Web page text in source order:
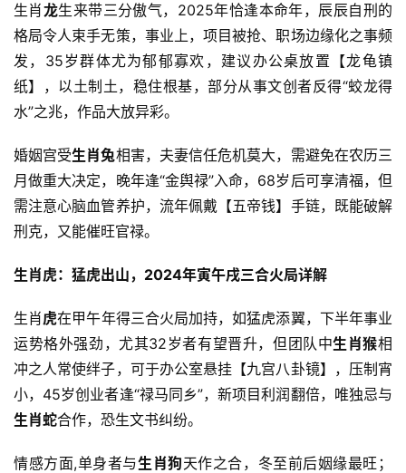
生肖龙生来带三分傲气，2025年恰逢本命年，辰辰自刑的
格局令人束手无策，事业上，项目被抢、职场边缘化之事频
发，35岁群体尤为郁郁寡欢，建议办公桌放置【龙龟镇
纸】，以土制土，稳住根基，部分从事文创者反得“蛟龙得
水”之兆，作品大放异彩。
婚姻宫受生肖兔相害，夫妻信任危机莫大，需避免在农历三
月做重大决定，晚年逢“金舆禄”入命，68岁后可享清福，但
需注意心脑血管养护，流年佩戴【五帝钱】手链，既能破解
刑克，又能催旺官禄。
生肖虎：猛虎出山，2024年寅午戌三合火局详解
生肖虎在甲午年得三合火局加持，如猛虎添翼，下半年事业
运势格外强劲，尤其32岁者有望晋升，但团队中生肖猴相
冲之人常使绊子，可于办公室悬挂【九宫八卦镜】，压制宵
小，45岁创业者逢“禄马同乡”，新项目利润翻倍，唯独忌与
生肖蛇合作，恐生文书纠纷。
情感方面,单身者与生肖狗天作之合，冬至前后姻缘最旺；